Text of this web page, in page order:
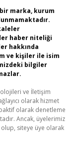
marka, kurum
haber niteliği
hakkında
ve kişiler ile isim
bilgiler
ve İletişim
olarak hizmet
olarak denetleme
Ancak, üyelerimiz
olup, siteye üye olarak